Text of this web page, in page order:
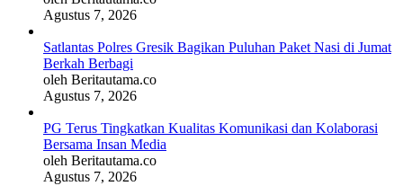
Agustus 7, 2026
Satlantas Polres Gresik Bagikan Puluhan Paket Nasi di Jumat
Berkah Berbagi
oleh Beritautama.co
Agustus 7, 2026
PG Terus Tingkatkan Kualitas Komunikasi dan Kolaborasi
Bersama Insan Media
oleh Beritautama.co
Agustus 7, 2026